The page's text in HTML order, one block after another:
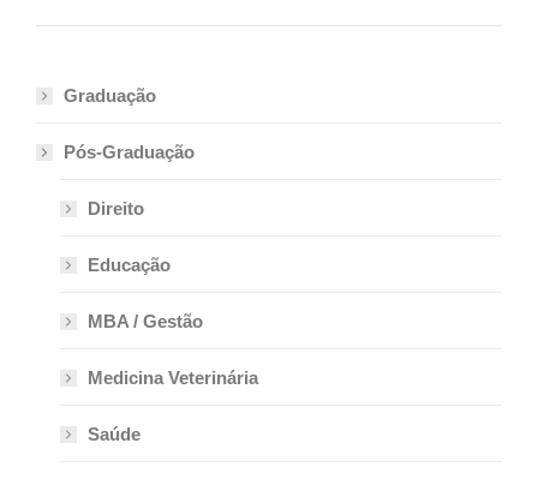
Graduação
Pós-Graduação
Direito
Educação
MBA / Gestão
Medicina Veterinária
Saúde